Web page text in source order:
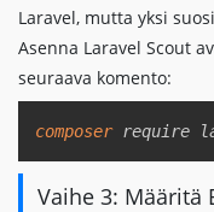
Laravel, mutta yksi
Asenna Laravel Scout
seuraava komento:
composer
Vaihe 3: Määritä